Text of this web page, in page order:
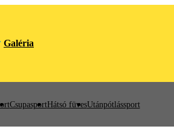
Galéria
CsupasportHátsó füvesUtánpótlássport